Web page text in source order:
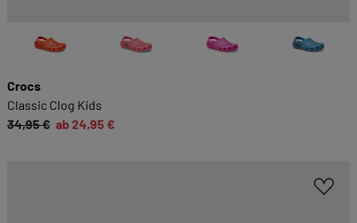
Crocs
Classic Clog Kids
34,95 € ab 24,95 €